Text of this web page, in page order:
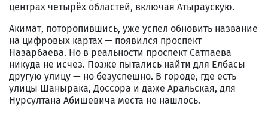
центрах четырёх областей, включая Атыраускую.
Акимат, поторопившись, уже успел обновить название
на цифровых картах — появился проспект
Назарбаева. Но в реальности проспект Сатпаева
никуда не исчез. Позже пытались найти для Елбасы
другую улицу — но безуспешно. В городе, где есть
улицы Шанырака, Доссора и даже Аральская, для
Нурсултана Абишевича места не нашлось.